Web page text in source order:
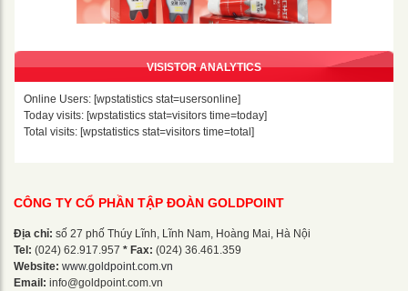
VISISTOR ANALYTICS
Online Users: [wpstatistics stat=usersonline]
Today visits: [wpstatistics stat=visitors time=today]
Total visits: [wpstatistics stat=visitors time=total]
CÔNG TY CỔ PHẦN TẬP ĐOÀN GOLDPOINT
Địa chỉ: số 27 phố Thúy Lĩnh, Lĩnh Nam, Hoàng Mai, Hà Nội
Tel: (024) 62.917.957 * Fax: (024) 36.461.359
Website: www.goldpoint.com.vn
Email: info@goldpoint.com.vn